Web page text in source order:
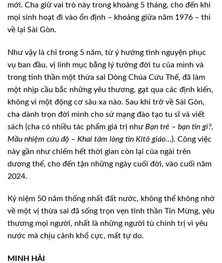
mới. Cha giữ vai trò này trong khoảng 5 tháng, cho đến khi
mọi sinh hoạt đi vào ổn định – khoảng giữa năm 1976 – thì
về lại Sài Gòn.
Như vậy là chỉ trong 5 năm, từ ý hướng tình nguyện phục
vụ ban đầu, vị linh mục bằng lý tưởng đời tu của mình và
trong tinh thần một thừa sai Dòng Chúa Cứu Thế, đã làm
một nhịp cầu bắc những yêu thương, gạt qua các định kiến,
không vì một động cơ sâu xa nào. Sau khi trở về Sài Gòn,
cha dành trọn đời mình cho sứ mạng đào tạo tu sĩ và viết
sách (cha có nhiều tác phẩm giá trị như Bạn trẻ – bạn tin gì?,
Mầu nhiệm cứu độ – Khai tâm lòng tin Kitô giáo…). Công việc
này gần như chiếm hết thời gian còn lại của ngài trên
dương thế, cho đến tận những ngày cuối đời, vào cuối năm
2024.
Kỷ niệm 50 năm thống nhất đất nước, không thể không nhớ
về một vị thừa sai đã sống trọn vẹn tinh thần Tin Mừng, yêu
thương mọi người, nhất là những người tù chính trị vì yêu
nước mà chịu cảnh khổ cực, mất tự do.
MINH HẢI